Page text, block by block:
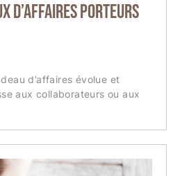
d’affaires porteurs
d’affaires évolue et
aux collaborateurs ou aux